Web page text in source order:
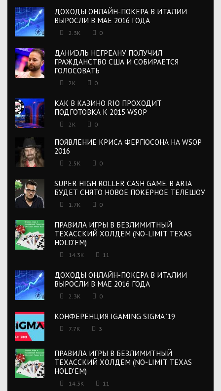
ДОХОДЫ ОНЛАЙН-ПОКЕРА В ИТАЛИИ
ВЫРОСЛИ В МАЕ 2016 ГОДА
2.3K 0
ДАНИЭЛЬ НЕГРЕАНУ ПОЛУЧИЛ
ГРАЖДАНСТВО США И СОБИРАЕТСЯ
ГОЛОСОВАТЬ
2K 0
КАК В КАЗИНО RIO ПРОХОДИТ
ПОДГОТОВКА К 2015 WSOP
2K 0
ПОЯВЛЕНИЕ КРИСА ФЕРГЮСОНА НА WSOP
2016
2.5K 0
SUPER HIGH ROLLER CASH GAME. В ARIA
БУДЕТ СНЯТО НОВОЕ ПОКЕРНОЕ ТЕЛЕШОУ
1.7K 0
ПРАВИЛА ИГРЫ В БЕЗЛИМИТНЫЙ
ТЕХАССКИЙ ХОЛДЕМ (NO-LIMIT TEXAS
HOLD’EM)
14.3K 11
ДОХОДЫ ОНЛАЙН-ПОКЕРА В ИТАЛИИ
ВЫРОСЛИ В МАЕ 2016 ГОДА
2.3K 0
КОНФЕРЕНЦИЯ IGAMING SIGMA ’19
7.7K 3
ПРАВИЛА ИГРЫ В БЕЗЛИМИТНЫЙ
ТЕХАССКИЙ ХОЛДЕМ (NO-LIMIT TEXAS
HOLD’EM)
14.3K 11